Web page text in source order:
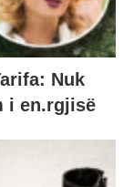
Nuk
i en.rgjisë